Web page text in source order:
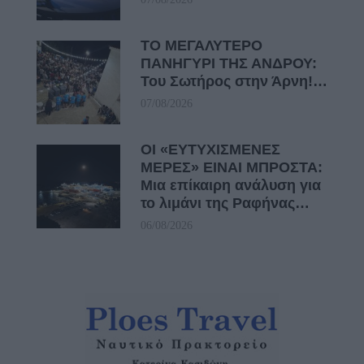
ΤΟ ΜΕΓΑΛΥΤΕΡΟ
ΠΑΝΗΓΥΡΙ ΤΗΣ ΑΝΔΡΟΥ:
Του Σωτήρος στην Άρνη!…
07/08/2026
ΟΙ «ΕΥΤΥΧΙΣΜΕΝΕΣ
ΜΕΡΕΣ» ΕΙΝΑΙ ΜΠΡΟΣΤΑ:
Μια επίκαιρη ανάλυση για
το λιμάνι της Ραφήνας…
06/08/2026